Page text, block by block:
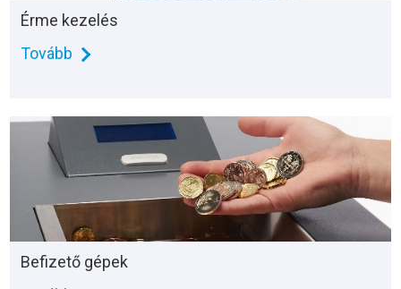
Érme kezelés
Tovább
Befizető gépek